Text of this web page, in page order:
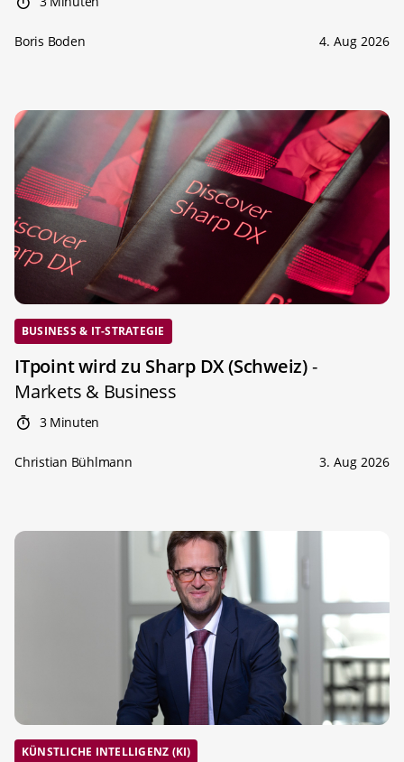
Boris Boden 4. Aug 2026
BUSINESS & IT-STRATEGIE
ITpoint wird zu Sharp DX (Schweiz)-
Markets & Business
3 Minuten
Christian Bühlmann 3. Aug 2026
KÜNSTLICHE INTELLIGENZ (KI)